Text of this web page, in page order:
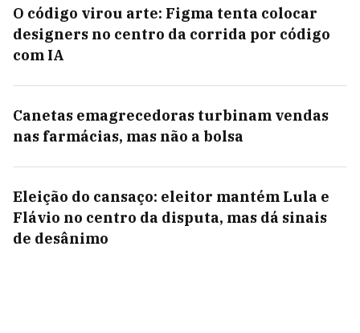
O código virou arte: Figma tenta colocar
designers no centro da corrida por código
com IA
Canetas emagrecedoras turbinam vendas
nas farmácias, mas não a bolsa
Eleição do cansaço: eleitor mantém Lula e
Flávio no centro da disputa, mas dá sinais
de desânimo